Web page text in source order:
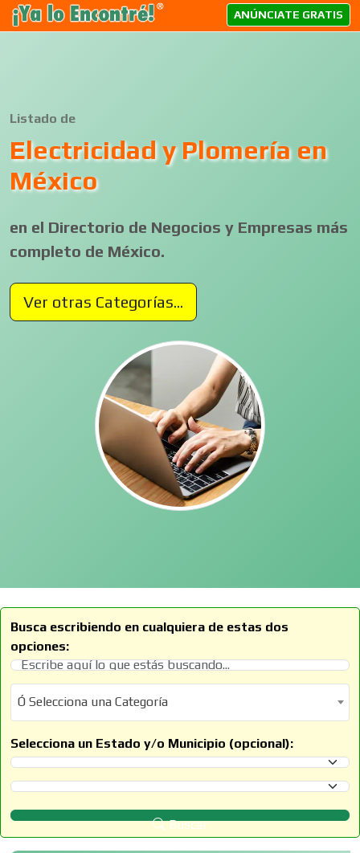
ANÚNCIATE GRATIS
Listado de
Electricidad y Plomería en
México
en el Directorio de Negocios y Empresas más
completo de México.
Ver otras Categorías...
Busca escribiendo en cualquiera de estas dos
opciones:
Ó Selecciona una Categoría
Ó Selecciona una Categoría
Selecciona un Estado y/o Municipio (opcional):
Selecciona un Estado
Selecciona un Municipio
Buscar